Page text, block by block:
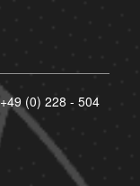
+49 (0) 228 - 504